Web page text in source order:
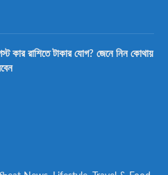
কার রাশিতে টাকার যোগ? জেনে নিন কোথায়